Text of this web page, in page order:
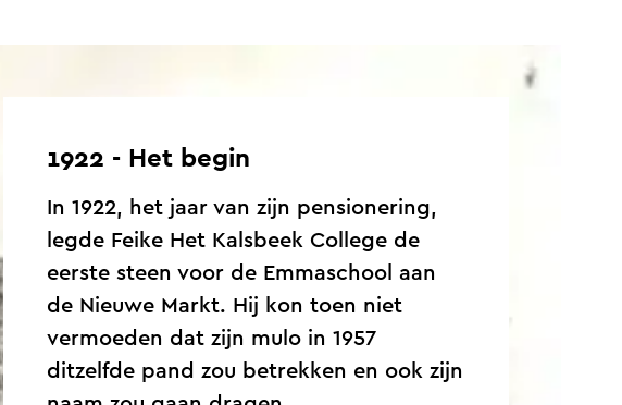
1922 - Het begin
In 1922, het jaar van zijn pensionering,
legde Feike Het Kalsbeek College de
eerste steen voor de Emmaschool aan
de Nieuwe Markt. Hij kon toen niet
vermoeden dat zijn mulo in 1957
ditzelfde pand zou betrekken en ook zijn